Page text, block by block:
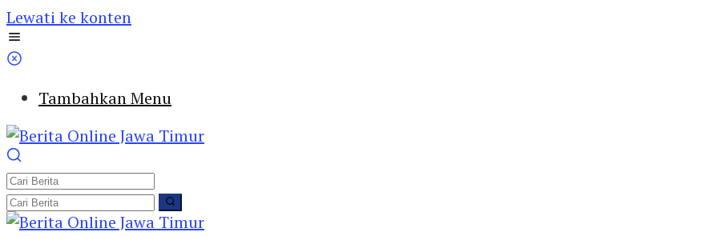
Lewati ke konten
Tambahkan Menu